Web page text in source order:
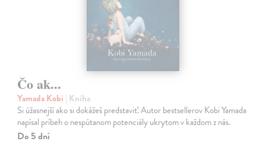
Čo ak...
Yamada Kobi | Kniha
Si úžasnejší ako si dokážeš predstaviť. Autor bestsellerov Kobi Yamada
napísal príbeh o nespútanom potenciály ukrytom v každom z nás.
Do 5 dní